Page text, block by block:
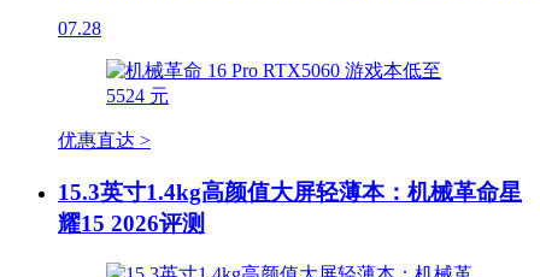
07.28
优惠直达 >
15.3英寸1.4kg高颜值大屏轻薄本：机械革命星
耀15 2026评测